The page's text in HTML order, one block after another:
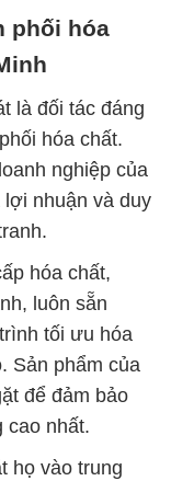
phối hóa
là đối tác đáng
hóa chất.
nghiệp của
nhuận và duy
hóa chất,
luôn sẵn
tối ưu hóa
Sản phẩm của
để đảm bảo
cao nhất.
họ vào trung